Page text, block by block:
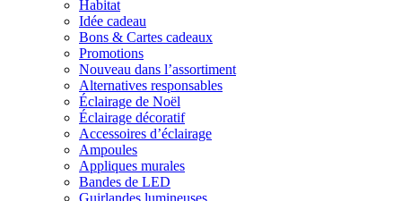
Habitat
Idée cadeau
Bons & Cartes cadeaux
Promotions
Nouveau dans l’assortiment
Alternatives responsables
Éclairage de Noël
Éclairage décoratif
Accessoires d’éclairage
Ampoules
Appliques murales
Bandes de LED
Guirlandes lumineuses